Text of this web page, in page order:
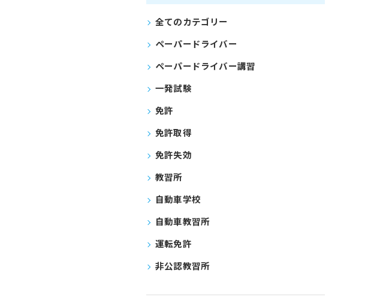
全てのカテゴリー
ペーパードライバー
ペーパードライバー講習
一発試験
免許
免許取得
免許失効
教習所
自動車学校
自動車教習所
運転免許
非公認教習所